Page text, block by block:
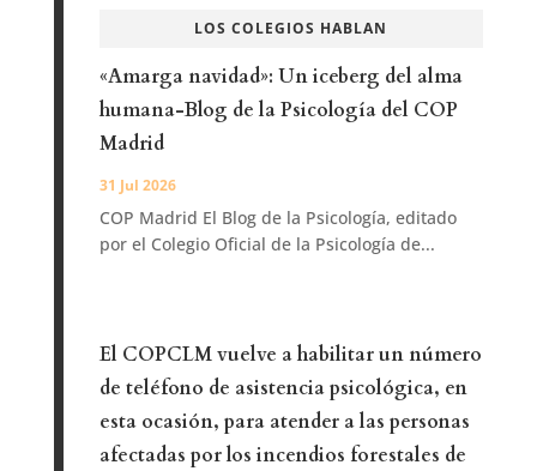
LOS COLEGIOS HABLAN
«Amarga navidad»: Un iceberg del alma
humana-Blog de la Psicología del COP
Madrid
31 Jul 2026
COP Madrid El Blog de la Psicología, editado
por el Colegio Oficial de la Psicología de...
El COPCLM vuelve a habilitar un número
de teléfono de asistencia psicológica, en
esta ocasión, para atender a las personas
afectadas por los incendios forestales de